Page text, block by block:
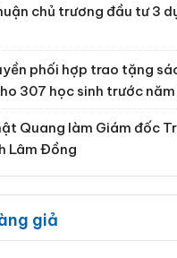
chủ trương đầu tư 3
phối hợp trao tặng
307 học sinh trước
Quang làm Giám đốc
Lâm Đồng
giả